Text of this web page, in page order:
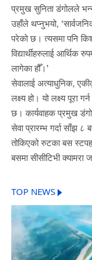
प्रमुख सुनिता डंगोलले
उहाँले थप्नुभयो,
परेको छ। त्यसमा पनि
विद्यार्थीहरुलाई आर्थिक
लागेका हौँ।’
सेवालाई अत्याधुनिक,
लक्ष्य हो। यो लक्ष्य पूरा
छ। कार्यवाहक प्रमुख
सेवा प्रारम्भ गर्दा साँझ
तोकिएको रुटका बस
बसमा सीसीटिभी
TOP NEWS